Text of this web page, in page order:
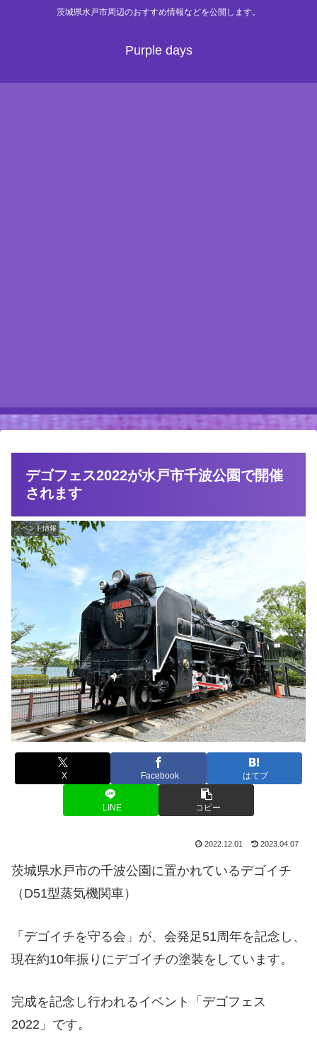
茨城県水戸市周辺のおすすめ情報などを公開します。
Purple days
デゴフェス2022が水戸市千波公園で開催
されます
イベント情報
X Facebook はてブ
LINE コピー
2022.12.01 2023.04.07
茨城県水戸市の千波公園に置かれているデゴイチ
（D51型蒸気機関車）
「デゴイチを守る会」が、会発足51周年を記念し、
現在約10年振りにデゴイチの塗装をしています。
完成を記念し行われるイベント「デゴフェス
2022」です。